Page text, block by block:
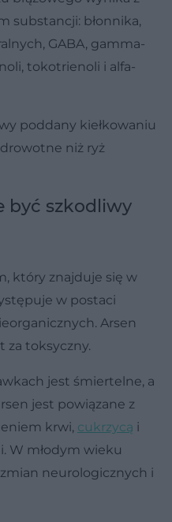
substancji: błonnika,
GABA, gamma-
tokotrienoli i alfa-
poddany kiełkowaniu
niż ryż
być szkodliwy
który znajduje się w
w postaci
Arsen
za toksyczny.
jest śmiertelne, a
jest powiązane z
krwi, cukrzycą i
W młodym wieku
neurologicznych i